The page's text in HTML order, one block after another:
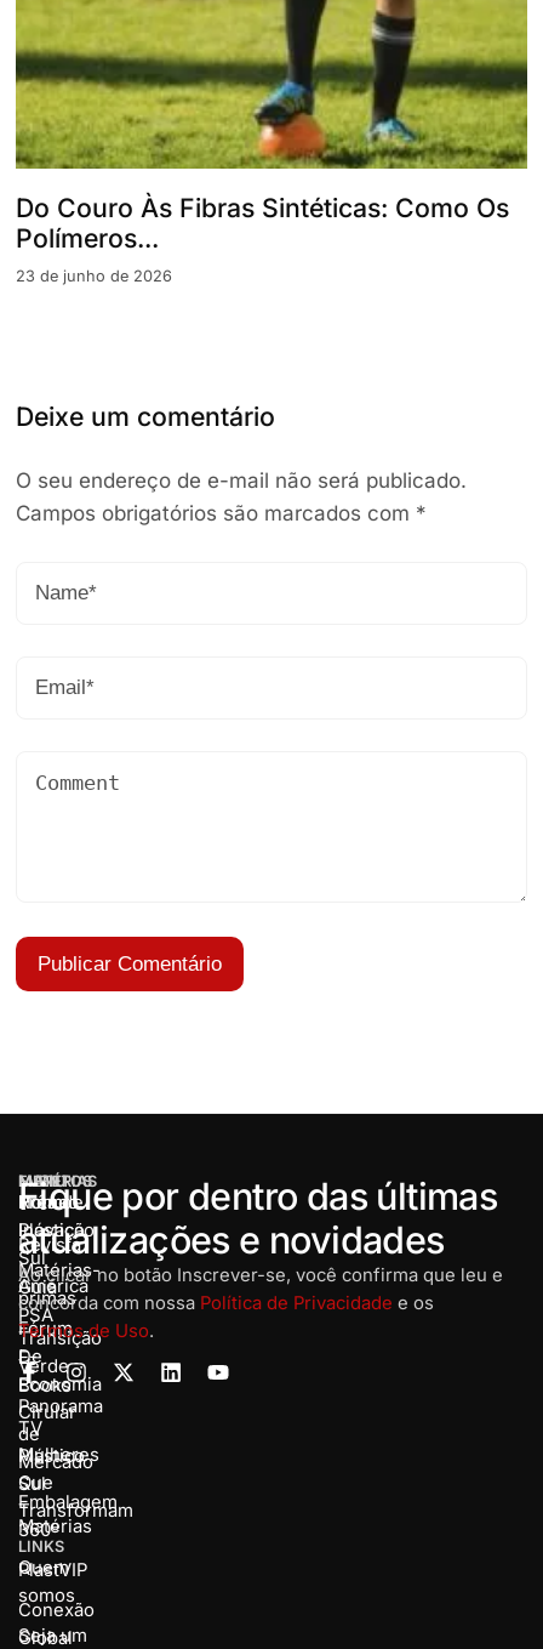
Do Couro Às Fibras Sintéticas: Como Os
Polímeros...
23 de junho de 2026
Deixe um comentário
O seu endereço de e-mail não será publicado.
Campos obrigatórios são marcados com *
MENU
Home
Revista
Guia
PSA
E-
Books
TV
Plástico
Sul
Matérias
MATÉRIAS
Rota de
Inovação
Matérias-
primas
Transição
Verde
Panorama
de
Mercado
Embalagem
360º
PlastVIP
Conexão
Global
EVENTOS
Prêmio
Plástico
Sul
América
Fórum
De
Economia
Cirular
Mulheres
Que
Transformam
LINKS
Quem
somos
Seja um
Fique por dentro das últimas
atualizações e novidades
Ao clicar no botão Inscrever-se, você confirma que leu e
concorda com nossa Política de Privacidade e os
Termos de Uso.